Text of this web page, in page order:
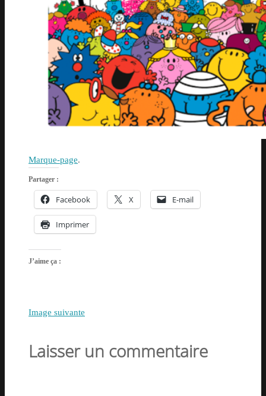
Marque-page.
Partager :
Facebook X E-mail
Imprimer
J’aime ça :
Image suivante
Laisser un commentaire